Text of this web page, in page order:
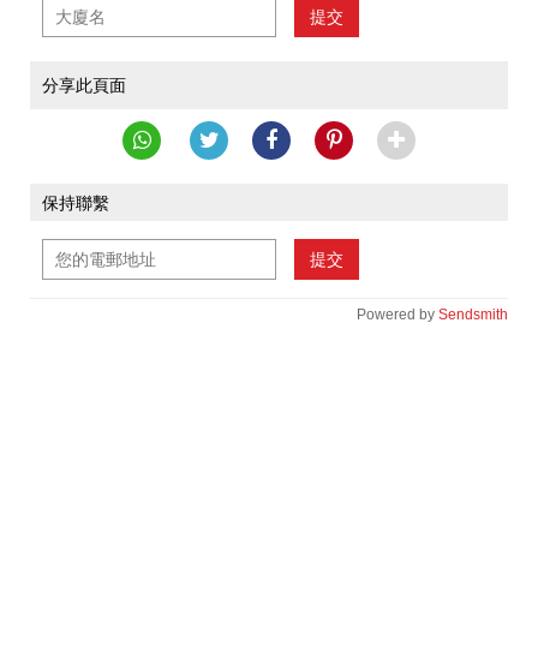
提交
分享此頁面
保持聯繫
提交
Powered by Sendsmith